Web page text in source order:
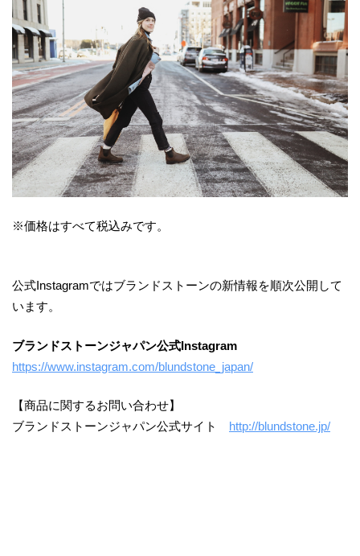
※価格はすべて税込みです。
公式Instagramではブランドストーンの新情報を順次公開して
います。
ブランドストーンジャパン公式Instagram
https://www.instagram.com/blundstone_japan/
【商品に関するお問い合わせ】
ブランドストーンジャパン公式サイト http://blundstone.jp/